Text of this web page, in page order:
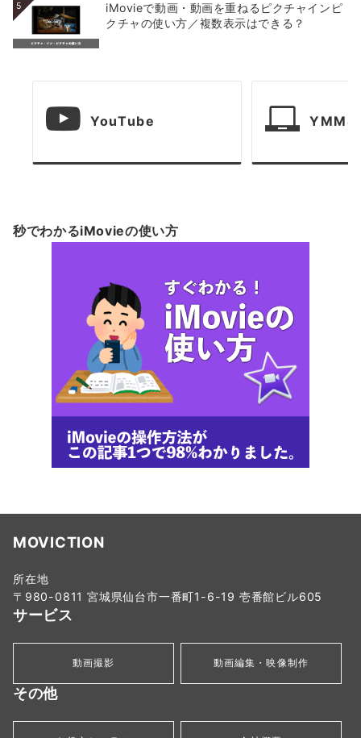
5
iMovieで動画・動画を重ねるピクチャインピ
クチャの使い方／複数表示はできる？
YouTube YMM4
秒でわかるiMovieの使い方
MOVICTION
所在地
〒980-0811 宮城県仙台市一番町1-6-19 壱番館ビル605
サービス
動画撮影 動画編集・映像制作
その他